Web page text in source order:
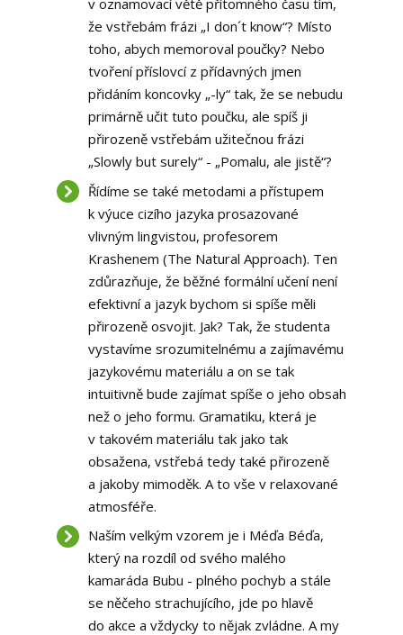
v oznamovací větě přítomného času tím,
že vstřebám frázi „I don´t know“? Místo
toho, abych memoroval poučky? Nebo
tvoření příslovcí z přídavných jmen
přidáním koncovky „-ly“ tak, že se nebudu
primárně učit tuto poučku, ale spíš ji
přirozeně vstřebám užitečnou frázi
„Slowly but surely“ - „Pomalu, ale jistě“?
Řídíme se také metodami a přístupem
k výuce cizího jazyka prosazované
vlivným lingvistou, profesorem
Krashenem (The Natural Approach). Ten
zdůrazňuje, že běžné formální učení není
efektivní a jazyk bychom si spíše měli
přirozeně osvojit. Jak? Tak, že studenta
vystavíme srozumitelnému a zajímavému
jazykovému materiálu a on se tak
intuitivně bude zajímat spíše o jeho obsah
než o jeho formu. Gramatiku, která je
v takovém materiálu tak jako tak
obsažena, vstřebá tedy také přirozeně
a jakoby mimoděk. A to vše v relaxované
atmosféře.
Naším velkým vzorem je i Méďa Béďa,
který na rozdíl od svého malého
kamaráda Bubu - plného pochyb a stále
se něčeho strachujícího, jde po hlavě
do akce a vždycky to nějak zvládne. A my